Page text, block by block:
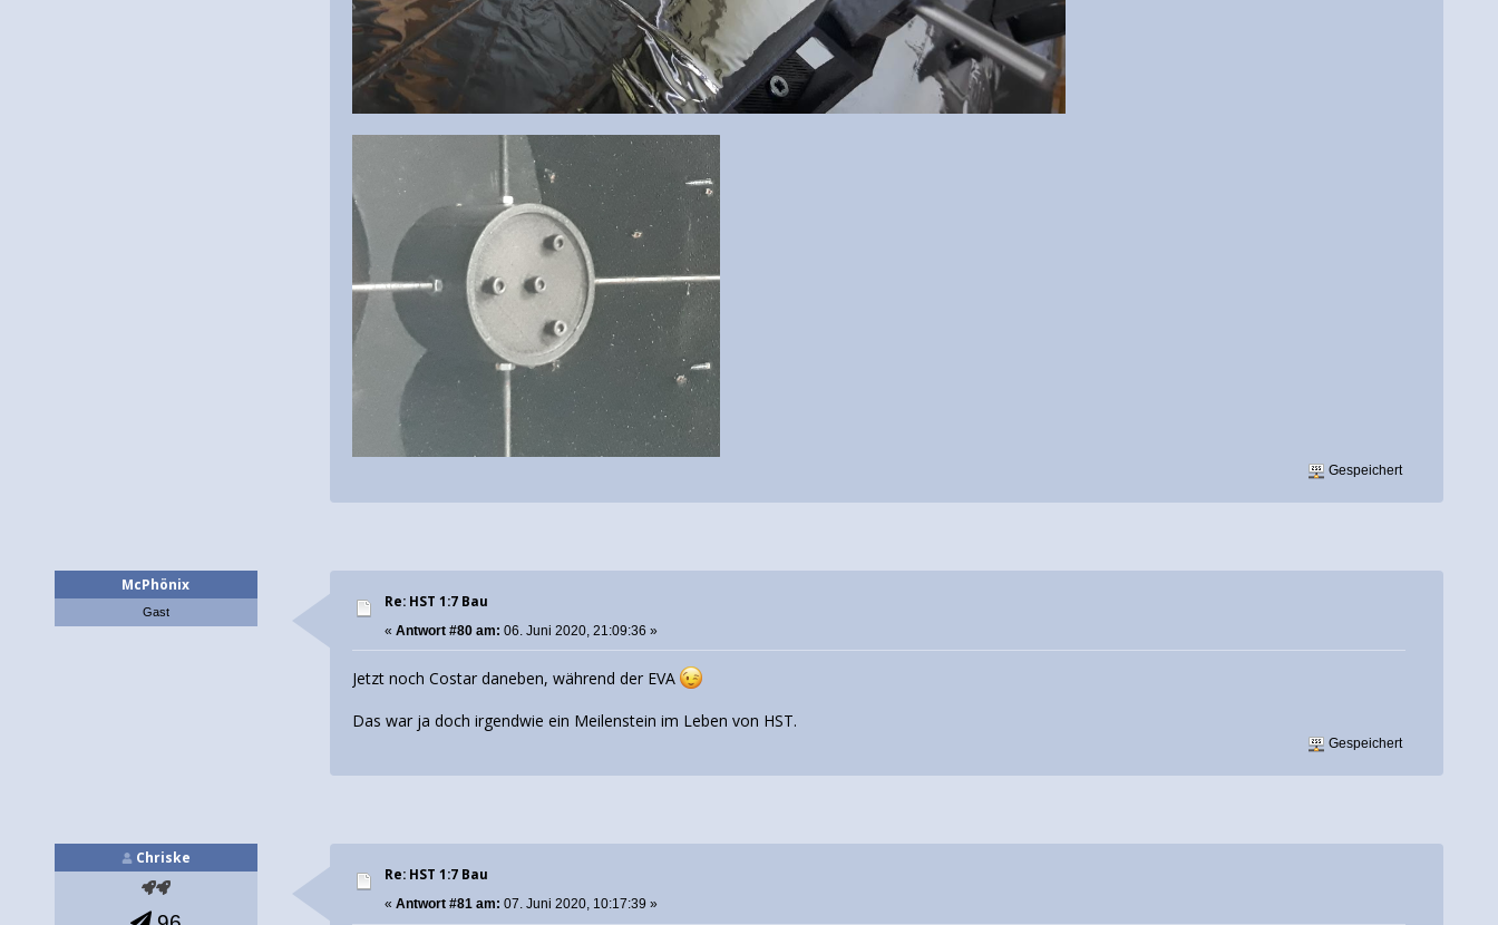
Gespeichert
McPhönix
Gast
Re: HST 1:7 Bau
«Antwort #80 am: 06. Juni 2020, 21:09:36 »
Jetzt noch Costar daneben, während der EVA
Das war ja doch irgendwie ein Meilenstein im Leben von HST.
Gespeichert
Chriske
Re: HST 1:7 Bau
«Antwort #81 am: 07. Juni 2020, 10:17:39 »